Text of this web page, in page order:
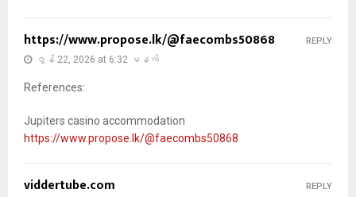
https://www.propose.lk/@faecombs50868
ဇွန် 22, 2026 at 6:32 မနက်
References:
Jupiters casino accommodation
https://www.propose.lk/@faecombs50868
REPLY
viddertube.com REPLY